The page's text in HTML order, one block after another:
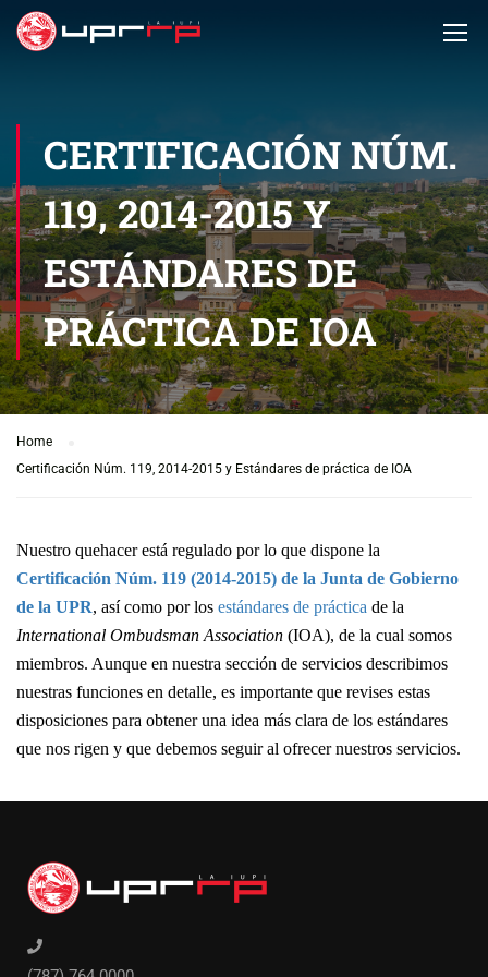
CERTIFICACIÓN NÚM.
119, 2014-2015 Y
ESTÁNDARES DE
PRÁCTICA DE IOA
Home
Certificación Núm. 119, 2014-2015 y Estándares de práctica de IOA
Nuestro quehacer está regulado por lo que dispone la
Certificación Núm. 119 (2014-2015) de la Junta de Gobierno
de la UPR, así como por los estándares de práctica de la
International Ombudsman Association (IOA), de la cual somos
miembros. Aunque en nuestra sección de servicios describimos
nuestras funciones en detalle, es importante que revises estas
disposiciones para obtener una idea más clara de los estándares
que nos rigen y que debemos seguir al ofrecer nuestros servicios.